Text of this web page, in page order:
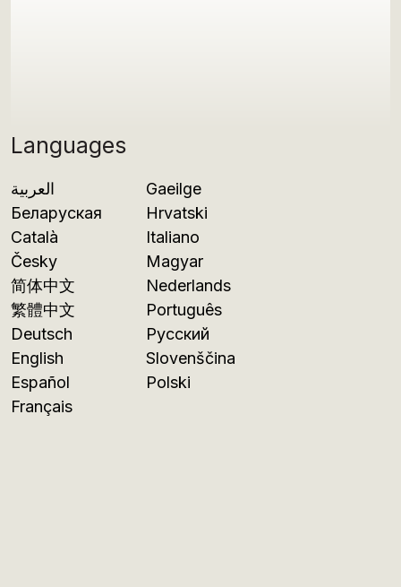
Languages
العربية
Беларуская
Català
Česky
简体中文
繁體中文
Deutsch
English
Español
Français
Gaeilge
Hrvatski
Italiano
Magyar
Nederlands
Português
Русский
Slovenščina
Polski